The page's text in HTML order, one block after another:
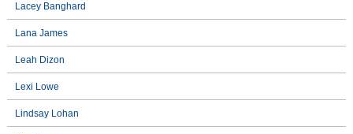
Lacey Banghard
Lana James
Leah Dizon
Lexi Lowe
Lindsay Lohan